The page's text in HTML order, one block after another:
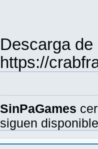
Descarga
https://
SinPaGames
siguen